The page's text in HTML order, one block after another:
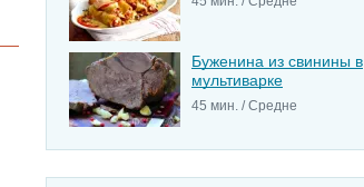
Буженина из свинины в
мультиварке
45 мин. / Средне